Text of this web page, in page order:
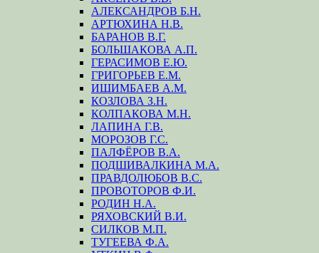
АЛЕКСАНДРОВ Б.Н.
АРТЮХИНА Н.В.
БАРАНОВ В.Г.
БОЛЬШАКОВА А.П.
ГЕРАСИМОВ Е.Ю.
ГРИГОРЬЕВ Е.М.
ИШИМБАЕВ А.М.
КОЗЛОВА З.Н.
КОЛПАКОВА М.Н.
ЛАПИНА Г.В.
МОРОЗОВ Г.С.
ПАЛФЁРОВ В.А.
ПОДШИВАЛКИНА М.А.
ПРАВДОЛЮБОВ В.С.
ПРОВОТОРОВ Ф.И.
РОДИН Н.А.
РЯХОВСКИЙ В.И.
СИЛКОВ М.П.
ТУГЕЕВА Ф.А.